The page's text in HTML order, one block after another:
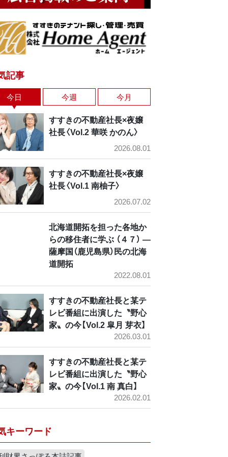
記事
今日 今週 今月
すすきの不動産社長×夜嬢
社長〈Vol.2 華咲 かのん〉
2026.08.01
すすきの不動産社長×夜嬢
社長〈Vol.1 南柚子〉
2026.07.02
北海道開拓を担った各地か
らの移住者に学ぶ （４７） ―
薩摩国（鹿児島県）民の北海
道開拓
2022.08.01
すすきの不動産社長と某テ
レビ番組に出演した〝野心
家〟の今【Vol.2 皐月 芽衣】
2026.03.01
すすきの不動産社長と某テ
レビ番組に出演した〝野心
家〟の今【Vol.1 南 真白】
2026.02.01
キーワード